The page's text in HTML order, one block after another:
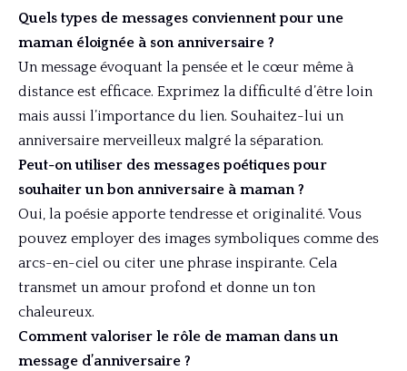
Quels types de messages conviennent pour une
maman éloignée à son anniversaire ?
Un message évoquant la pensée et le cœur même à
distance est efficace. Exprimez la difficulté d’être loin
mais aussi l’importance du lien. Souhaitez-lui un
anniversaire merveilleux malgré la séparation.
Peut-on utiliser des messages poétiques pour
souhaiter un bon anniversaire à maman ?
Oui, la poésie apporte tendresse et originalité. Vous
pouvez employer des images symboliques comme des
arcs-en-ciel ou citer une phrase inspirante. Cela
transmet un amour profond et donne un ton
chaleureux.
Comment valoriser le rôle de maman dans un
message d’anniversaire ?